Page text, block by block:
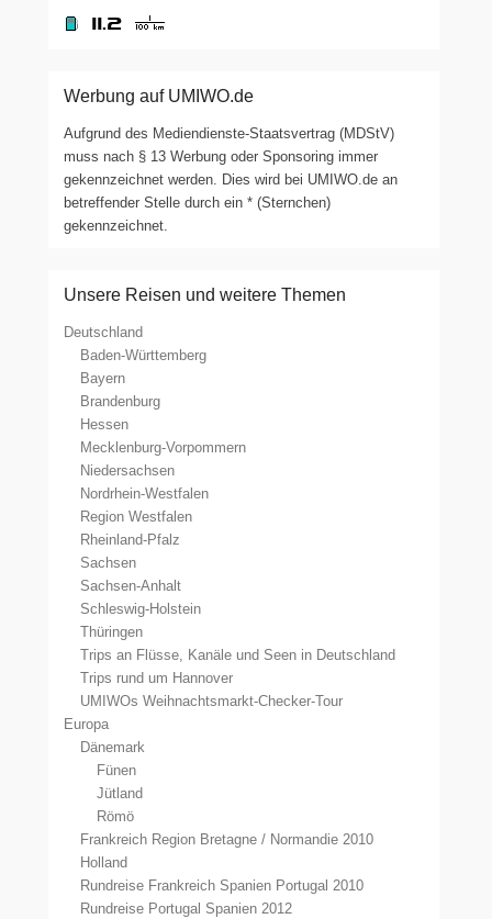
Werbung auf UMIWO.de
Aufgrund des Mediendienste-Staatsvertrag (MDStV)
muss nach § 13 Werbung oder Sponsoring immer
gekennzeichnet werden. Dies wird bei UMIWO.de an
betreffender Stelle durch ein * (Sternchen)
gekennzeichnet.
Unsere Reisen und weitere Themen
Deutschland
Baden-Württemberg
Bayern
Brandenburg
Hessen
Mecklenburg-Vorpommern
Niedersachsen
Nordrhein-Westfalen
Region Westfalen
Rheinland-Pfalz
Sachsen
Sachsen-Anhalt
Schleswig-Holstein
Thüringen
Trips an Flüsse, Kanäle und Seen in Deutschland
Trips rund um Hannover
UMIWOs Weihnachtsmarkt-Checker-Tour
Europa
Dänemark
Fünen
Jütland
Römö
Frankreich Region Bretagne / Normandie 2010
Holland
Rundreise Frankreich Spanien Portugal 2010
Rundreise Portugal Spanien 2012